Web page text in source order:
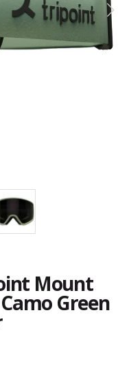
Mount
Green